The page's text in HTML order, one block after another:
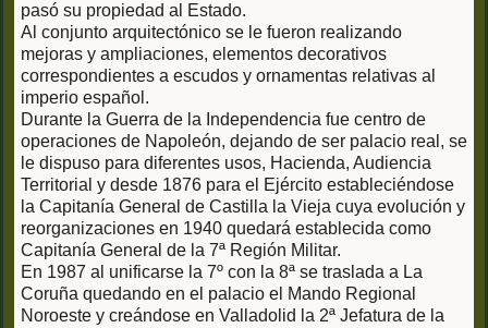
pasó su propiedad al Estado.
Al conjunto arquitectónico se le fueron realizando
mejoras y ampliaciones, elementos decorativos
correspondientes a escudos y ornamentas relativas al
imperio español.
Durante la Guerra de la Independencia fue centro de
operaciones de Napoleón, dejando de ser palacio real, se
le dispuso para diferentes usos, Hacienda, Audiencia
Territorial y desde 1876 para el Ejército estableciéndose
la Capitanía General de Castilla la Vieja cuya evolución y
reorganizaciones en 1940 quedará establecida como
Capitanía General de la 7ª Región Militar.
En 1987 al unificarse la 7º con la 8ª se traslada a La
Coruña quedando en el palacio el Mando Regional
Noroeste y creándose en Valladolid la 2ª Jefatura de la